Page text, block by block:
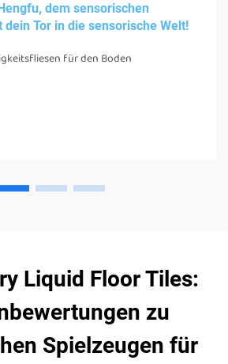
dem sensorischen
dein Tor in die sensorische Welt!
für den Boden
Liquid Floor Tiles:
zu
Spielzeugen für